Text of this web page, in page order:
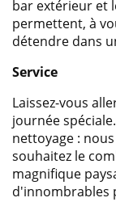
bar extérieur et
permettent, à
détendre dans
Service
Laissez-vous
journée
nettoyage :
souhaitez le
magnifique
d'innombrables